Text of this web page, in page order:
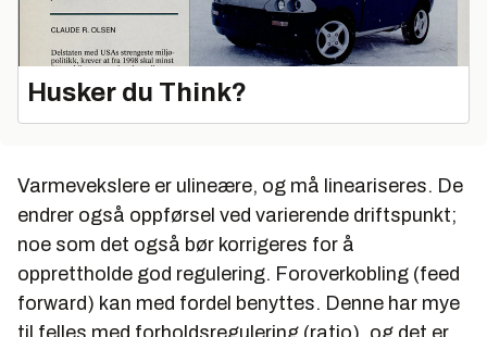
Husker du Think?
Varmevekslere er ulineære, og må lineariseres. De
endrer også oppførsel ved varierende driftspunkt;
noe som det også bør korrigeres for å
opprettholde god regulering. Foroverkobling (feed
forward) kan med fordel benyttes. Denne har mye
til felles med forholdsregulering (ratio), og det er